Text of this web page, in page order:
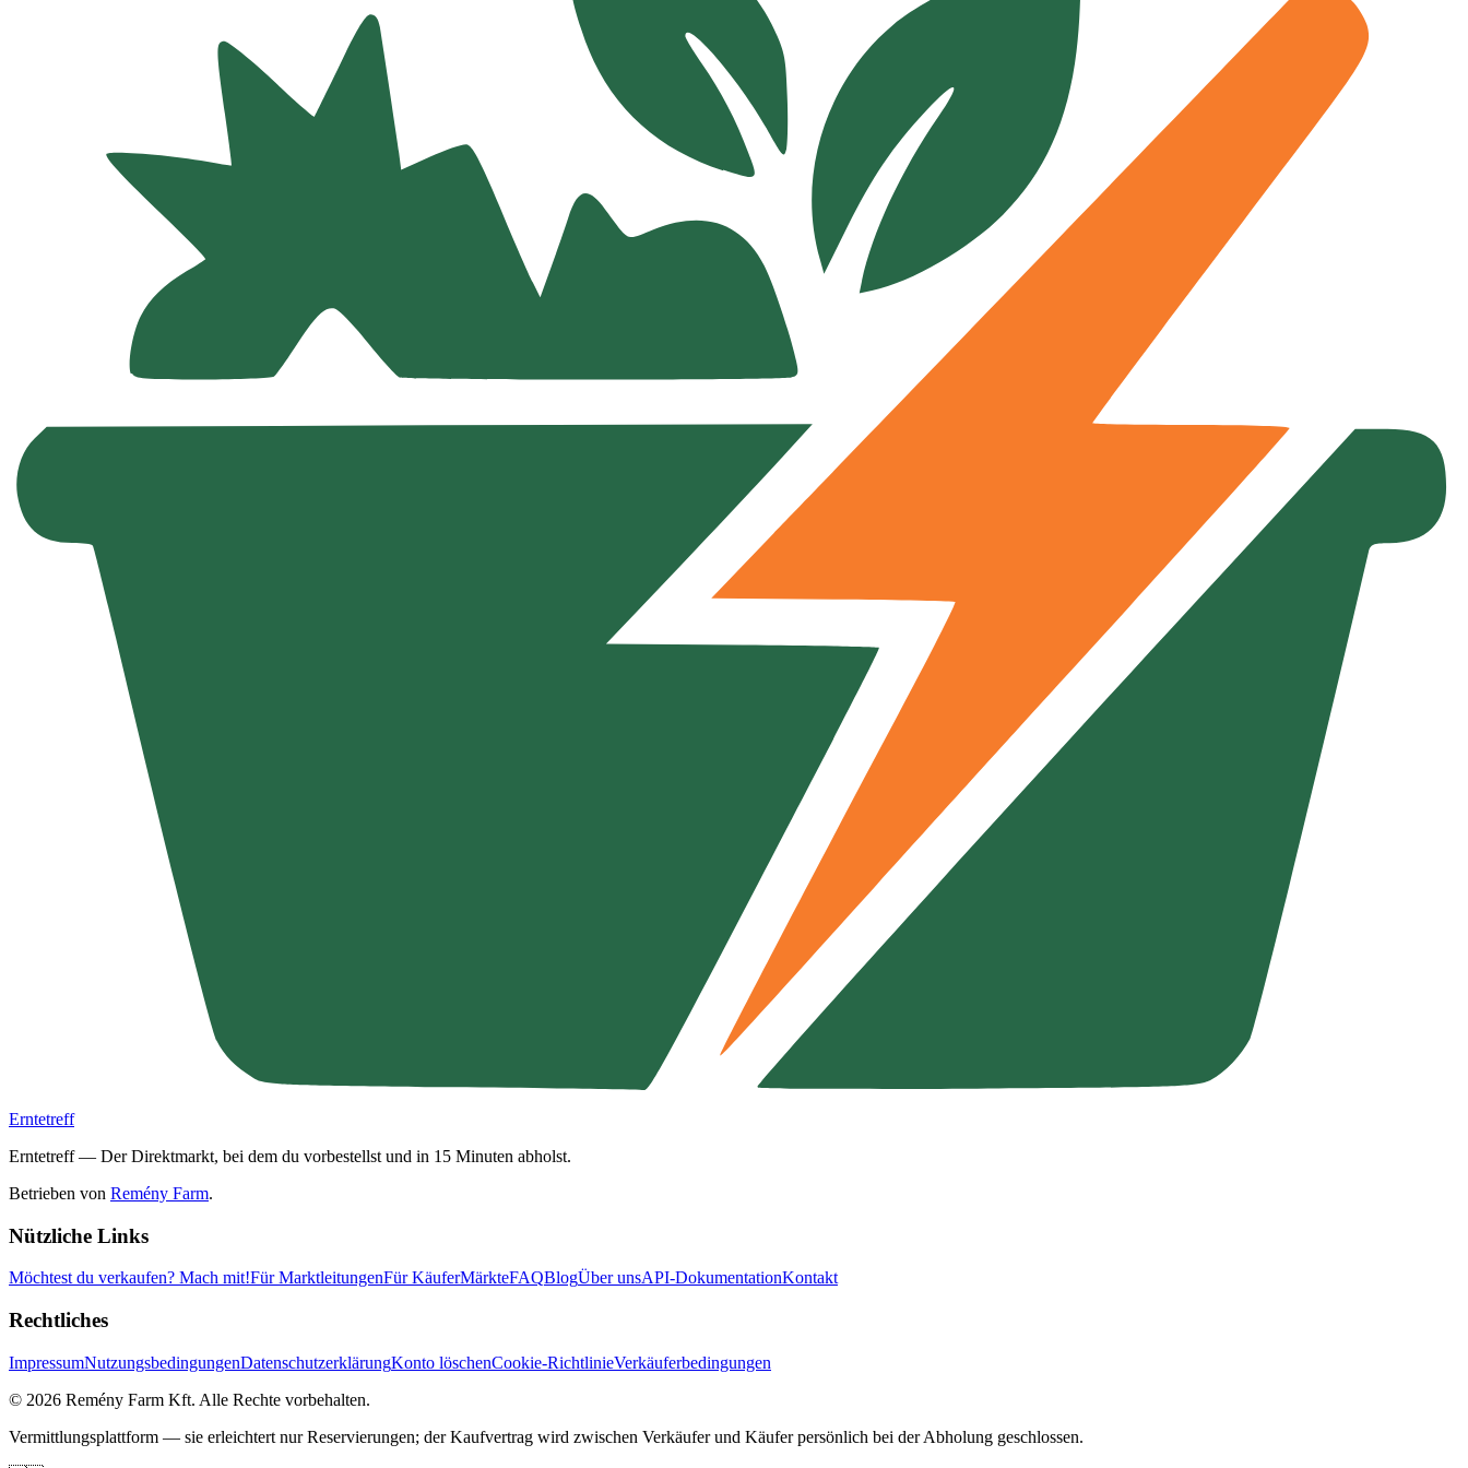
Erntetreff
Erntetreff — Der Direktmarkt, bei dem du vorbestellst und in 15 Minuten abholst.
Betrieben von Remény Farm.
Nützliche Links
Möchtest du verkaufen? Mach mit!Für MarktleitungenFür KäuferMärkteFAQBlogÜber unsAPI-DokumentationKontakt
Rechtliches
ImpressumNutzungsbedingungenDatenschutzerklärungKonto löschenCookie-RichtlinieVerkäuferbedingungen
© 2026 Remény Farm Kft. Alle Rechte vorbehalten.
Vermittlungsplattform — sie erleichtert nur Reservierungen; der Kaufvertrag wird zwischen Verkäufer und Käufer persönlich bei der Abholung geschlossen.